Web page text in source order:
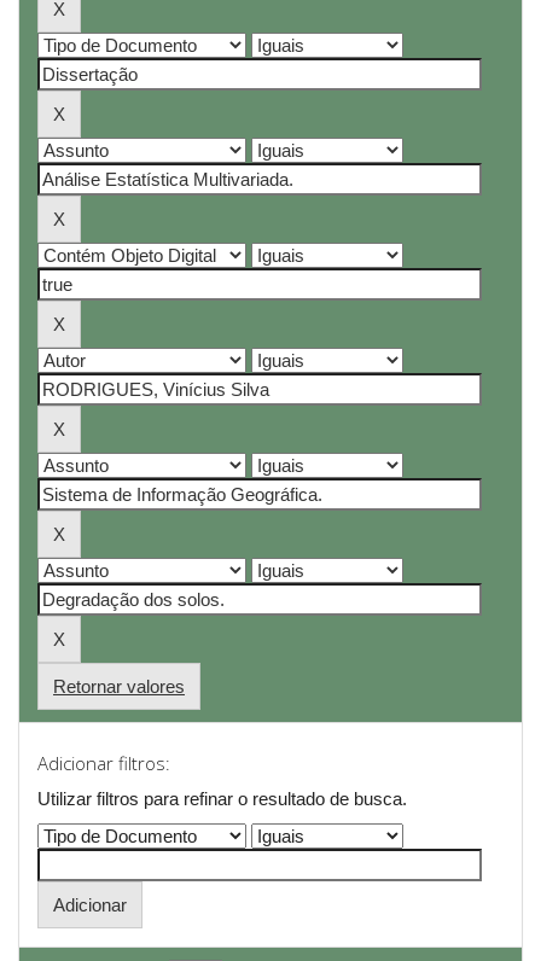
Retornar valores
Adicionar filtros:
Utilizar filtros para refinar o resultado de busca.